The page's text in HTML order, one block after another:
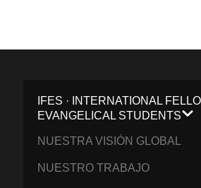
IFES · INTERNATIONAL
EVANGELICAL STUDENTS
NUESTRA VISIÓN GLOBAL
NUESTRO TRABAJO